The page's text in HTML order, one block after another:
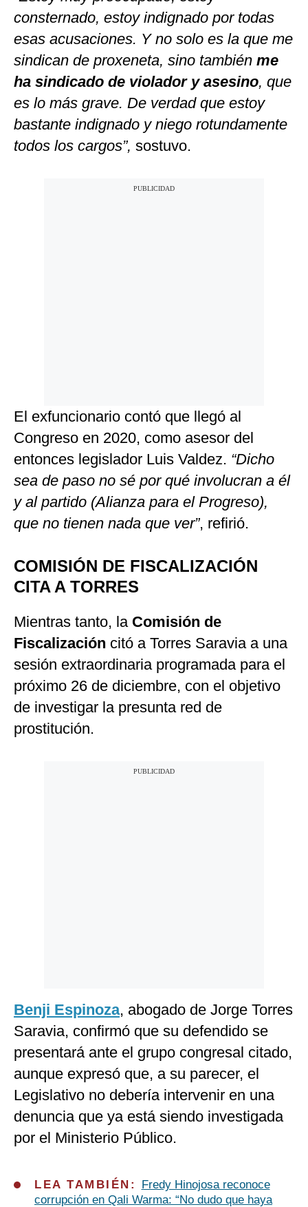
consternado, estoy indignado por todas
esas acusaciones. Y no solo es la que me
sindican de proxeneta, sino también me
ha sindicado de violador y asesino, que
es lo más grave. De verdad que estoy
bastante indignado y niego rotundamente
todos los cargos”, sostuvo.
El exfuncionario contó que llegó al
Congreso en 2020, como asesor del
entonces legislador Luis Valdez. “Dicho
sea de paso no sé por qué involucran a él
y al partido (Alianza para el Progreso),
que no tienen nada que ver”, refirió.
COMISIÓN DE FISCALIZACIÓN
CITA A TORRES
Mientras tanto, la Comisión de
Fiscalización citó a Torres Saravia a una
sesión extraordinaria programada para el
próximo 26 de diciembre, con el objetivo
de investigar la presunta red de
prostitución.
Benji Espinoza, abogado de Jorge Torres
Saravia, confirmó que su defendido se
presentará ante el grupo congresal citado,
aunque expresó que, a su parecer, el
Legislativo no debería intervenir en una
denuncia que ya está siendo investigada
por el Ministerio Público.
LEA TAMBIÉN:
Fredy Hinojosa reconoce
corrupción en Qali Warma: “No dudo que haya